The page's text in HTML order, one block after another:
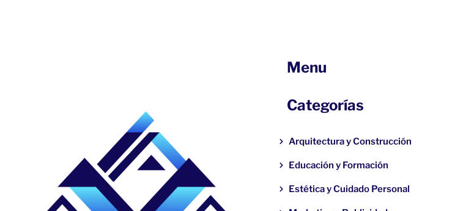
Menu
Categorías
Arquitectura y Construcción
Educación y Formación
Estética y Cuidado Personal